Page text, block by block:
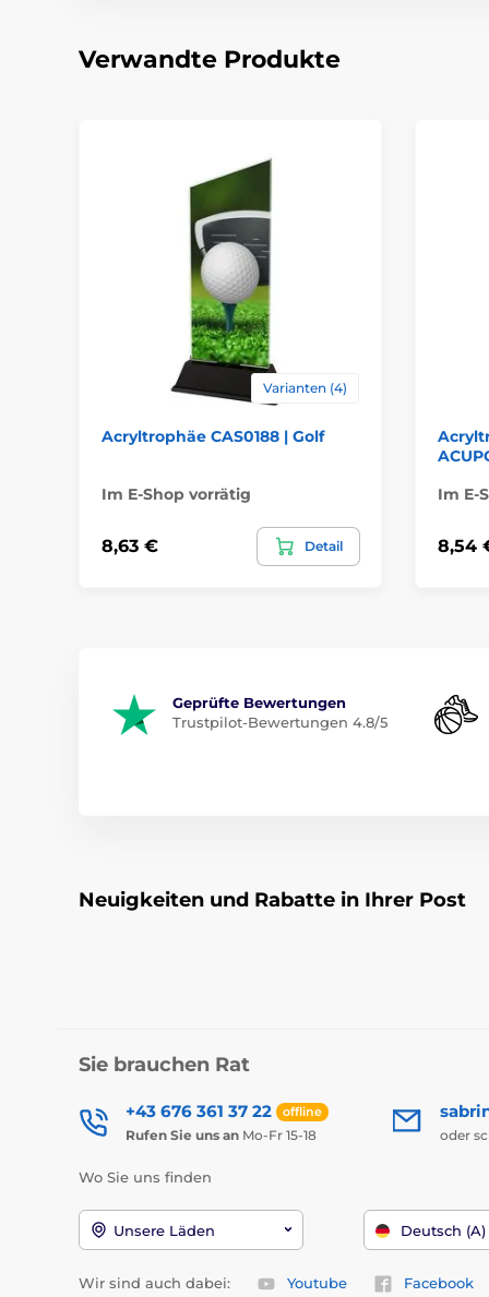
Verwandte Produkte
Varianten (4)
Acryltrophäe CAS0188 | Golf
Im E-Shop vorrätig
8,63 € Detail
Im E-
8,54
Geprüfte Bewertungen
Trustpilot-Bewertungen 4.8/5
Neuigkeiten und Rabatte in Ihrer Post
Sie brauchen Rat
+43 676 361 37 22 offline
Rufen Sie uns an Mo-Fr 15-18 oder
Wo Sie uns finden
Unsere Läden Deutsch (A)
Wir sind auch dabei: Youtube Facebook